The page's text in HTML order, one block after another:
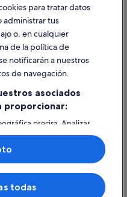
vacacional
Group. Todos los
de Expedia son marcas
para tratar datos
administrar tus
o, en cualquier
de la política de
notificarán a nuestros
de navegación.
asociados
proporcionar:
precisa. Analizar
dispositivo para su
en un dispositivo
personalizados,
investigación de
todas